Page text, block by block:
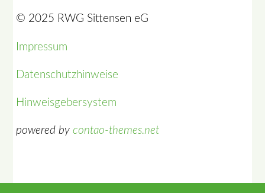
© 2025 RWG Sittensen eG
Impressum
Datenschutzhinweise
Hinweisgebersystem
powered bycontao-themes.net